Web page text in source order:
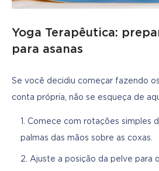
Yoga Terapêutica:
para asanas
Se você decidiu começar fazendo
conta própria, não se esqueça de
Comece com rotações simples
palmas das mãos sobre as coxas.
Ajuste a posição da pelve para